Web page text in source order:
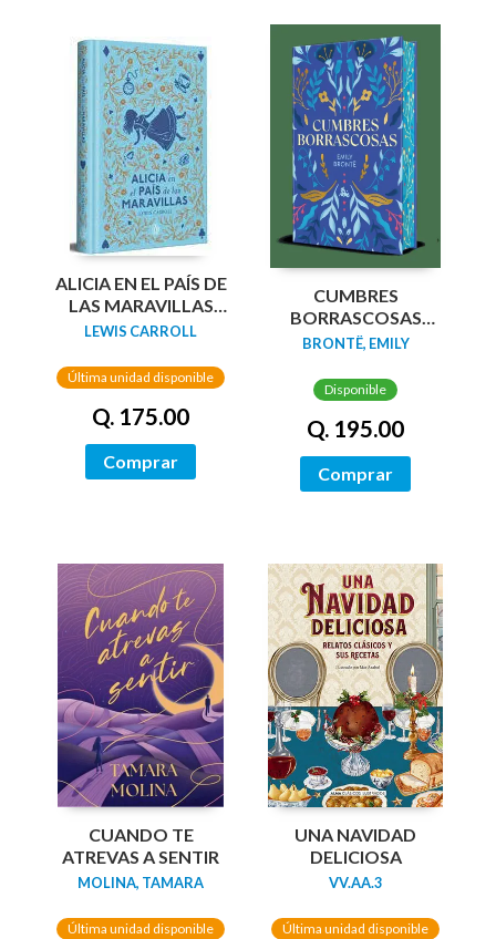
ALICIA EN EL PAÍS DE
LAS MARAVILLAS
(EDICIÓN LIMITADA
PINTADOS)
LEWIS CARROLL
Última unidad disponible
Q. 175.00
Comprar
CUMBRES
BORRASCOSAS
(EDICION LIMITADA
TINTADOS)
BRONTË, EMILY
Disponible
Q. 195.00
Comprar
CUANDO TE
ATREVAS A SENTIR
MOLINA, TAMARA
Última unidad disponible
UNA NAVIDAD
DELICIOSA
VV.AA.3
Última unidad disponible